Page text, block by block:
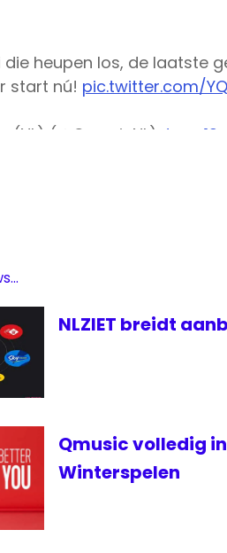
die heupen los, de laatste
start nú! pic.twitter.com/
(NL) (@QmusicNL) June 19,
NLZIET breidt
Qmusic volledig
Winterspelen